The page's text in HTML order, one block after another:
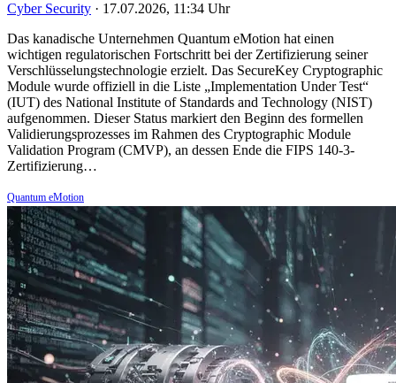
Cyber Security · 17.07.2026, 11:34 Uhr
Das kanadische Unternehmen Quantum eMotion hat einen
wichtigen regulatorischen Fortschritt bei der Zertifizierung seiner
Verschlüsselungstechnologie erzielt. Das SecureKey Cryptographic
Module wurde offiziell in die Liste „Implementation Under Test“
(IUT) des National Institute of Standards and Technology (NIST)
aufgenommen. Dieser Status markiert den Beginn des formellen
Validierungsprozesses im Rahmen des Cryptographic Module
Validation Program (CMVP), an dessen Ende die FIPS 140-3-
Zertifizierung…
Quantum eMotion